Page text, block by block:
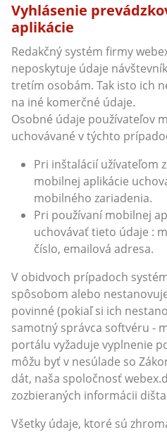
Vyhlásenie
aplikácie
Redakčný systém firmy
neposkytuje údaje
tretím osobám. Tak isto ich
na iné komerčné údaje.
Osobné údaje používateľov
uchovávané v týchto
Pri inštalácií užívateľom
mobilnej aplikácie
mobilného zariadenia.
Pri používaní mobilnej
uchovávať tieto údaje :
číslo, emailová adresa.
V obidvoch prípadoch
spôsobom alebo
povinné (pokiaľ si ich
samotný správca softvéru -
portálu vyžaduje vyplnenie
môžu byť v nesúlade so
dát, naša spoločnosť
zozbieraných informácii
Všetky údaje, ktoré sú